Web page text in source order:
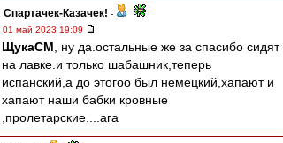
Спартачек-Казачек! -
01 май 2023 19:09
ЩукаСМ , ну да.остальные же за спасибо сидят
на лавке.и только шабашник,теперь
испанский,а до этогоо был немецкий,хапают и
хапают наши бабки кровные
,пролетарские....ага